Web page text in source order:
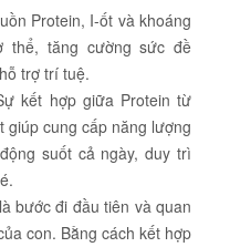
Protein, I-ốt và khoáng
thể, tăng cường sức đề
trợ trí tuệ.
kết hợp giữa Protein từ
cung cấp năng lượng
suốt cả ngày, duy trì
bước đi đầu tiên và quan
con. Bằng cách kết hợp